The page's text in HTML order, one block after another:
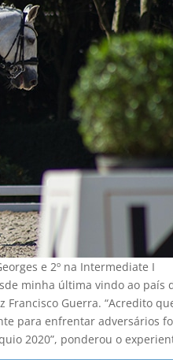
e 2º na Intermediate I
minha última vindo ao país
Guerra. “Acredito
para enfrentar adversários
2020”, ponderou o